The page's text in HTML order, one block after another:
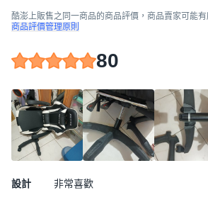
酷澎上販售之同一商品的商品評價，商品賣家可能有
商品評價管理原則
80
設計 非常喜歡